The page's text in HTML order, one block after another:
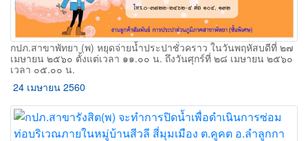
กปภ.สาขาพัทยา (พ) หยุดจ่ายน้ำประปาชั่วคราว ในวันพฤหัสบดีที่ ๒๗
เมษายน ๒๕๖๐ ตั้งแต่เวลา ๑๑.๐๐ น. ถึงวันศุกร์ที่ ๒๘ เมษายน ๒๕๖๐
เวลา ๐๕.๐๐ น.
24 เมษายน 2560